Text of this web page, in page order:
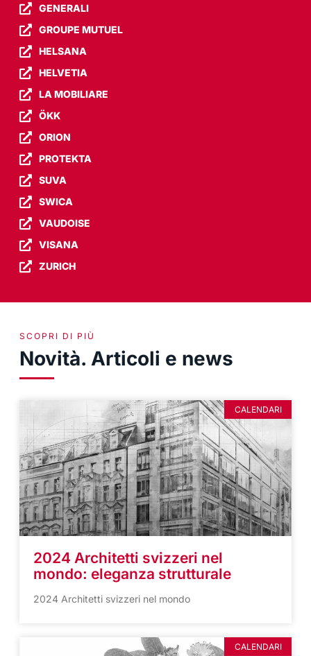
GENERALI
GROUPE MUTUEL
HELSANA
HELVETIA
LA MOBILIARE
ÖKK
ORION
PROTEKTA
SUVA
SWICA
VAUDOISE
VISANA
ZURICH
SCOPRI DI PIÙ
Novità. Articoli e news
CALENDARI
2024 Architetti svizzeri nel
mondo: eleganza strutturale
2024 Architetti svizzeri nel mondo
CALENDARI